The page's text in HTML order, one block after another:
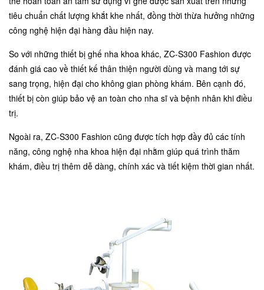
tiêu chuẩn chất lượng khắt khe nhất, đồng thời thừa hưởng những
công nghệ hiện đại hàng đầu hiện nay.
So với những thiết bị ghế nha khoa khác, ZC-S300 Fashion được
đánh giá cao về thiết kế thân thiện người dùng và mang tới sự
sang trọng, hiện đại cho không gian phòng khám. Bên cạnh đó,
thiết bị còn giúp bảo vệ an toàn cho nha sĩ và bệnh nhân khi điều
trị.
Ngoài ra, ZC-S300 Fashion cũng được tích hợp đầy đủ các tính
năng, công nghệ nha khoa hiện đại nhằm giúp quá trình thăm
khám, điều trị thêm dễ dàng, chính xác và tiết kiệm thời gian nhất.